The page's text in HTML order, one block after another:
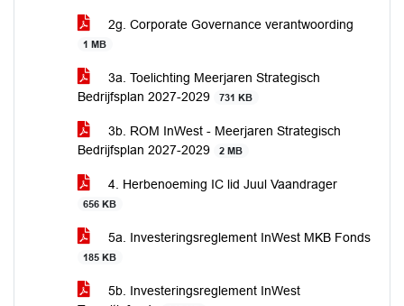
2g. Corporate Governance verantwoording
1 MB
3a. Toelichting Meerjaren Strategisch
Bedrijfsplan 2027-2029
731 KB
3b. ROM InWest - Meerjaren Strategisch
Bedrijfsplan 2027-2029
2 MB
4. Herbenoeming IC lid Juul Vaandrager
656 KB
5a. Investeringsreglement InWest MKB Fonds
185 KB
5b. Investeringsreglement InWest